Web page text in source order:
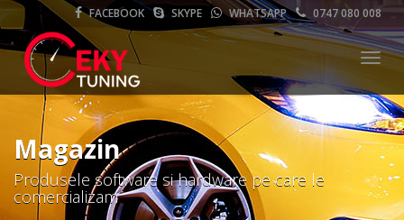
FACEBOOK SKYPE WHATSAPP 0747 080 008
Magazin
Produsele software si hardware pe care le
comercializam